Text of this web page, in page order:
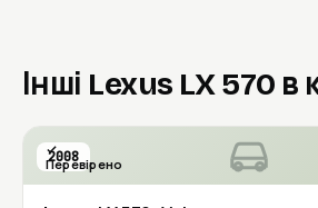
Інші Lexus LX 570 в
2008
Перевірено